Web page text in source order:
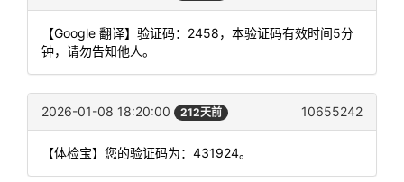
【Google 翻译】验证码：2458，本验证码有效时间5分
钟，请勿告知他人。
2026-01-08 18:20:00 212天前 10655242
【体检宝】您的验证码为：431924。